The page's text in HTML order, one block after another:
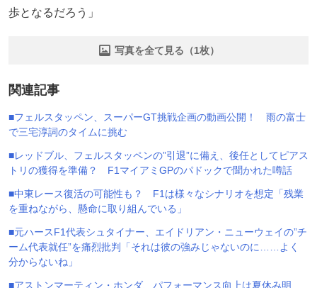
歩となるだろう」
写真を全て見る（1枚）
関連記事
■フェルスタッペン、スーパーGT挑戦企画の動画公開！ 雨の富士
で三宅淳詞のタイムに挑む
■レッドブル、フェルスタッペンの”引退”に備え、後任としてピアス
トリの獲得を準備？ F1マイアミGPのパドックで聞かれた噂話
■中東レース復活の可能性も？ F1は様々なシナリオを想定「残業
を重ねながら、懸命に取り組んでいる」
■元ハースF1代表シュタイナー、エイドリアン・ニューウェイの”チ
ーム代表就任”を痛烈批判「それは彼の強みじゃないのに……よく
分からないね」
■アストンマーティン・ホンダ、パフォーマンス向上は夏休み明